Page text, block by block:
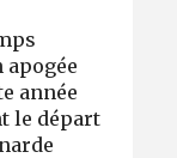
année
le départ